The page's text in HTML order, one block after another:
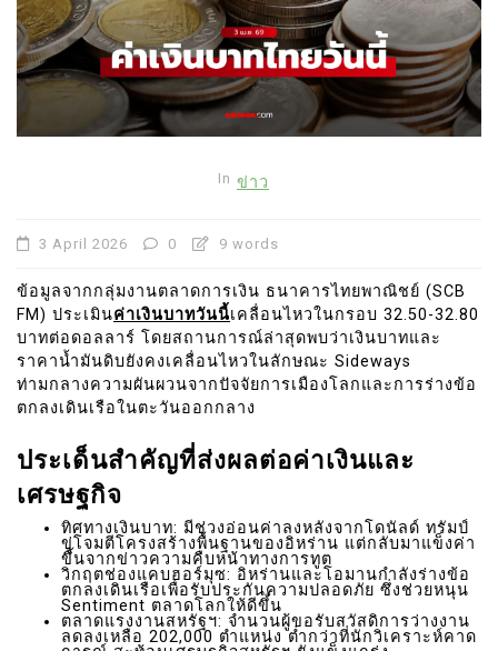
In ข่าว
3 April 2026 0 9 words
ข้อมูลจากกลุ่มงานตลาดการเงิน ธนาคารไทยพาณิชย์ (SCB
FM) ประเมินค่าเงินบาทวันนี้เคลื่อนไหวในกรอบ 32.50-32.80
บาทต่อดอลลาร์ โดยสถานการณ์ล่าสุดพบว่าเงินบาทและ
ราคาน้ำมันดิบยังคงเคลื่อนไหวในลักษณะ Sideways
ท่ามกลางความผันผวนจากปัจจัยการเมืองโลกและการร่างข้อ
ตกลงเดินเรือในตะวันออกกลาง
ประเด็นสำคัญที่ส่งผลต่อค่าเงินและ
เศรษฐกิจ
ทิศทางเงินบาท: มีช่วงอ่อนค่าลงหลังจากโดนัลด์ ทรัมป์
ขู่โจมตีโครงสร้างพื้นฐานของอิหร่าน แต่กลับมาแข็งค่า
ขึ้นจากข่าวความคืบหน้าทางการทูต
วิกฤตช่องแคบฮอร์มุซ: อิหร่านและโอมานกำลังร่างข้อ
ตกลงเดินเรือเพื่อรับประกันความปลอดภัย ซึ่งช่วยหนุน
Sentiment ตลาดโลกให้ดีขึ้น
ตลาดแรงงานสหรัฐฯ: จำนวนผู้ขอรับสวัสดิการว่างงาน
ลดลงเหลือ 202,000 ตำแหน่ง ต่ำกว่าที่นักวิเคราะห์คาด